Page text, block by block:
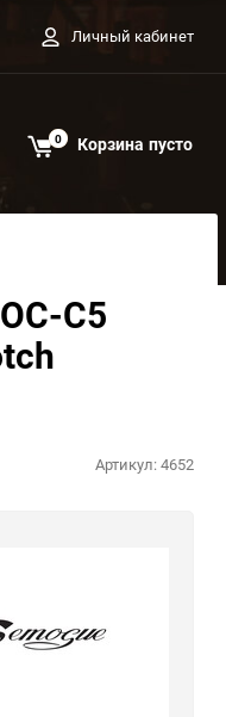
Личный кабинет
0 Корзина пусто
C5
Артикул:4652